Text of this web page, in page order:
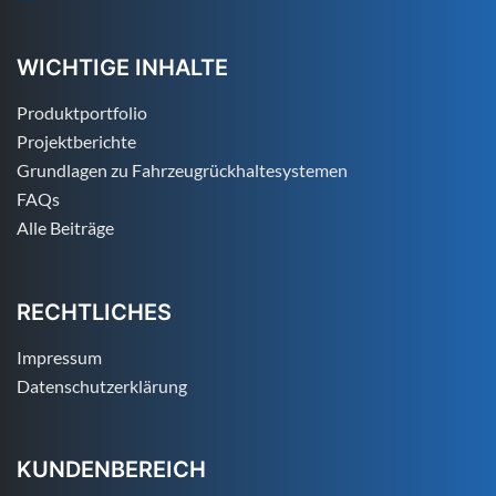
WICHTIGE INHALTE
Produktportfolio
Projektberichte
Grundlagen zu Fahrzeugrückhaltesystemen
FAQs
Alle Beiträge
RECHTLICHES
Impressum
Datenschutzerklärung
KUNDENBEREICH